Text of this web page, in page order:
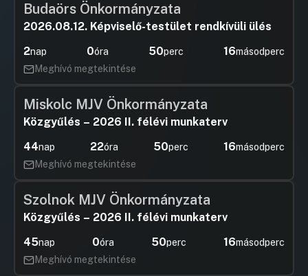
Budaörs Önkormányzata
2026.08.12. Képviselő-testület rendkívüli ülés
2nap 0óra 50perc 16másodperc
Meghívó megtekintése
Miskolc MJV Önkormányzata
Közgyűlés – 2026 II. félévi munkaterv
44nap 22óra 50perc 16másodperc
Meghívó megtekintése
Szolnok MJV Önkormányzata
Közgyűlés – 2026 II. félévi munkaterv
45nap 0óra 50perc 16másodperc
Meghívó megtekintése